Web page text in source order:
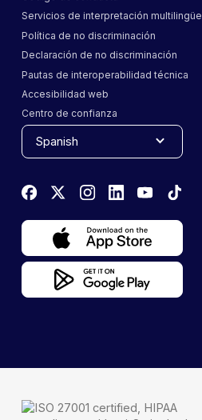
Servicios de interpretación multilingüe
Política de no discriminación
Declaración de no discriminación
Pautas de interoperabilidad técnica
Accesibilidad web
Centro de confianza
Spanish